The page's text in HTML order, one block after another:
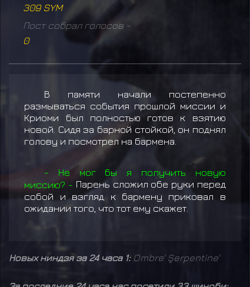
309 SYM
Пост собрал голосов -
0
В памяти начали постепенно
размываться события прошлой миссии и
Криоми был полностью готов к взятию
новой. Сидя за барной стойкой, он поднял
голову и посмотрел на бармена.
- Не мог бы я получить новую
миссию? - Парень сложил обе руки перед
собой и взгляд к бармену приковал в
ожидании того, что тот ему скажет.
Новых ниндзя за 24 часа 1: Ombre' Şerpentine'